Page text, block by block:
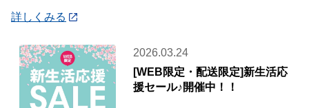
詳しくみる
2026.03.24
[WEB限定・配送限定]新生活応
援セール♪開催中！！